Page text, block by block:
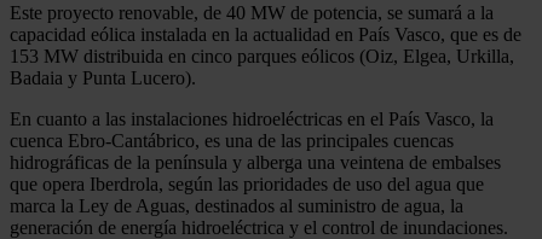
Este proyecto renovable, de 40 MW de potencia, se sumará a la
capacidad eólica instalada en la actualidad en País Vasco, que es de
153 MW distribuida en cinco parques eólicos (Oiz, Elgea, Urkilla,
Badaia y Punta Lucero).
En cuanto a las instalaciones hidroeléctricas en el País Vasco, la
cuenca Ebro-Cantábrico, es una de las principales cuencas
hidrográficas de la península y alberga una veintena de embalses
que opera Iberdrola, según las prioridades de uso del agua que
marca la Ley de Aguas, destinados al suministro de agua, la
generación de energía hidroeléctrica y el control de inundaciones.